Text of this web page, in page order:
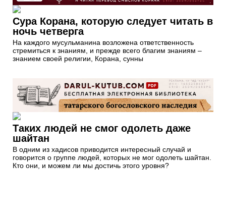
Сура Корана, которую следует читать в
ночь четверга
На каждого мусульманина возложена ответственность
стремиться к знаниям, и прежде всего благим знаниям –
знанием своей религии, Корана, сунны
Таких людей не смог одолеть даже
шайтан
В одним из хадисов приводится интересный случай и
говорится о группе людей, которых не мог одолеть шайтан.
Кто они, и можем ли мы достичь этого уровня?